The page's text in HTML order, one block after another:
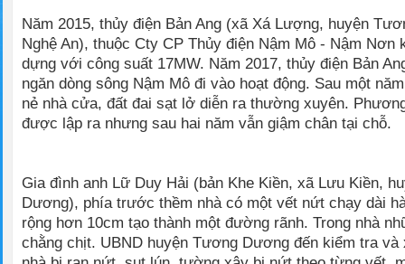
Năm 2015, thủy điện Bản Ang (xã Xá Lượng, huyện
Nghệ An), thuộc Cty CP Thủy điện Nậm Mô - Nậm Nơn
dựng với công suất 17MW. Năm 2017, thủy điện Bản
ngăn dòng sông Nậm Mô đi vào hoạt động. Sau một
nẻ nhà cửa, đất đai sạt lở diễn ra thường xuyên.
được lập ra nhưng sau hai năm vẫn giậm chân tại chỗ.
Gia đình anh Lữ Duy Hải (bản Khe Kiền, xã Lưu Kiền,
Dương), phía trước thềm nhà có một vết nứt chạy dài
rộng hơn 10cm tạo thành một đường rãnh. Trong nhà
chằng chịt. UBND huyện Tương Dương đến kiểm tra và